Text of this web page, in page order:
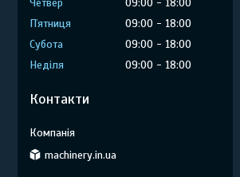
Четвер
09:00
18:00
Пʼятниця
09:00
18:00
Субота
09:00
18:00
Неділя
09:00 18:00
Контакти
machinery.in.ua